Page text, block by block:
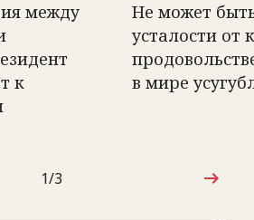
между
к
Не может
усталости от
в мире
1 из 3
1/3